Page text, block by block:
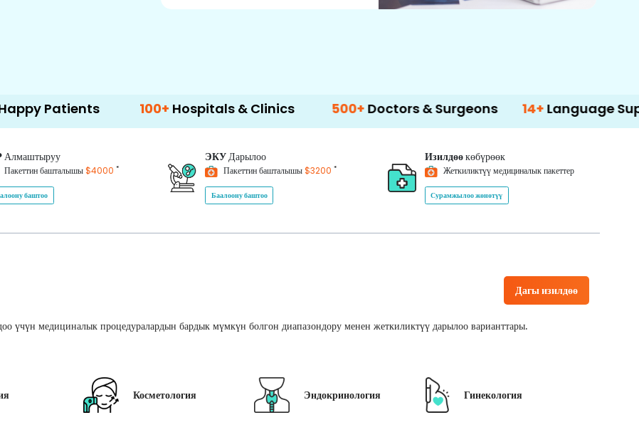
100+ Hospitals & Clinics 500+ Doctors & Surgeons 14+Language Support
Алмаштыруу
Пакеттин башталышы$4000 *
баштоо
ЭКУДарылоо
Пакеттин башталышы$3200 *
Баалоону баштоо
Изилдөөкөбүрөөк
Жеткиликтүү медициналык пакеттер
Сурамжылоо жөнөтүү
Дагы изилдөө
үчүн медициналык процедуралардын бардык мүмкүн болгон диапазондору менен жеткиликтүү дарылоо варианттары.
Косметология Эндокринология Гинекология